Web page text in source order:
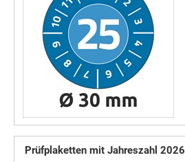
Prüfplaketten mit Jahreszahl 2026